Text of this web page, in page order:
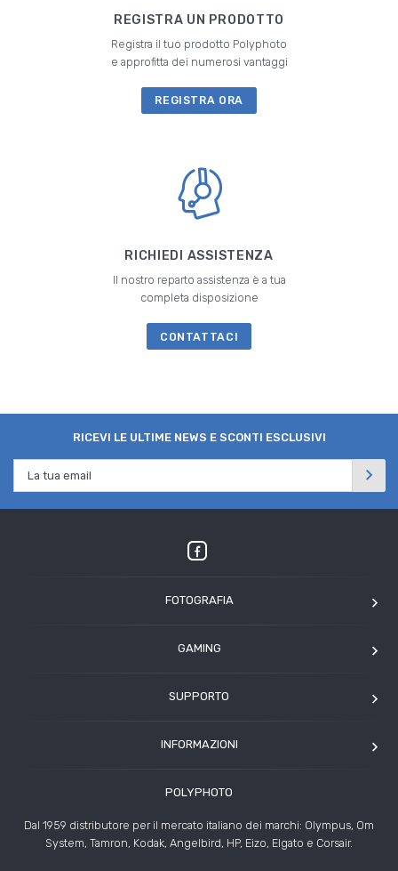
REGISTRA UN PRODOTTO
Registra il tuo prodotto Polyphoto
e approfitta dei numerosi vantaggi
REGISTRA ORA
RICHIEDI ASSISTENZA
Il nostro reparto assistenza è a tua
completa disposizione
CONTATTACI
RICEVI LE ULTIME NEWS E SCONTI ESCLUSIVI
POLYPHOTO
Dal 1959 distributore per il mercato italiano dei marchi: Olympus, Om
System, Tamron, Kodak, Angelbird, HP, Eizo, Elgato e Corsair.
FOTOGRAFIA
Angelbird
HP
GAMING
Arcade1Up
SUPPORTO
Condizioni di vendita
INFORMAZIONI